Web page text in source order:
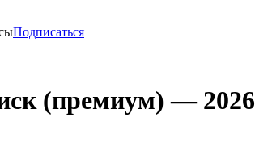
Подписаться
(премиум) — 2026